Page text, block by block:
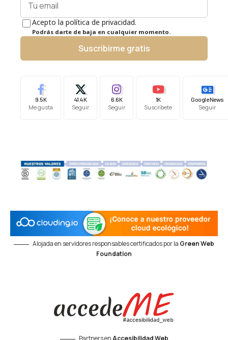
Acepto la política de privacidad.
Podrás darte de baja en cualquier momento.
Suscribirme gratis
9.5K
Me gusta
41.4K
Seguir
6.6K
Seguir
1K
Suscríbete
Google News
Seguir
Alojada en servidores responsables certificados por la Green Web
Foundation